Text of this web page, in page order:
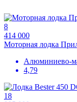
8
414 000
Моторная лодка
Алюминиево-
4,79
18